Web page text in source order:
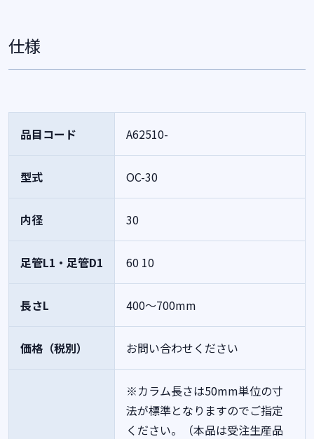
仕様
品目コード A62510-
型式 OC-30
内径 30
足管L1・足管D1 60 10
長さL 400～700mm
価格（税別） お問い合わせください
※カラム長さは50mm単位の寸
法が標準となりますのでご指定
ください。（本品は受注生産品